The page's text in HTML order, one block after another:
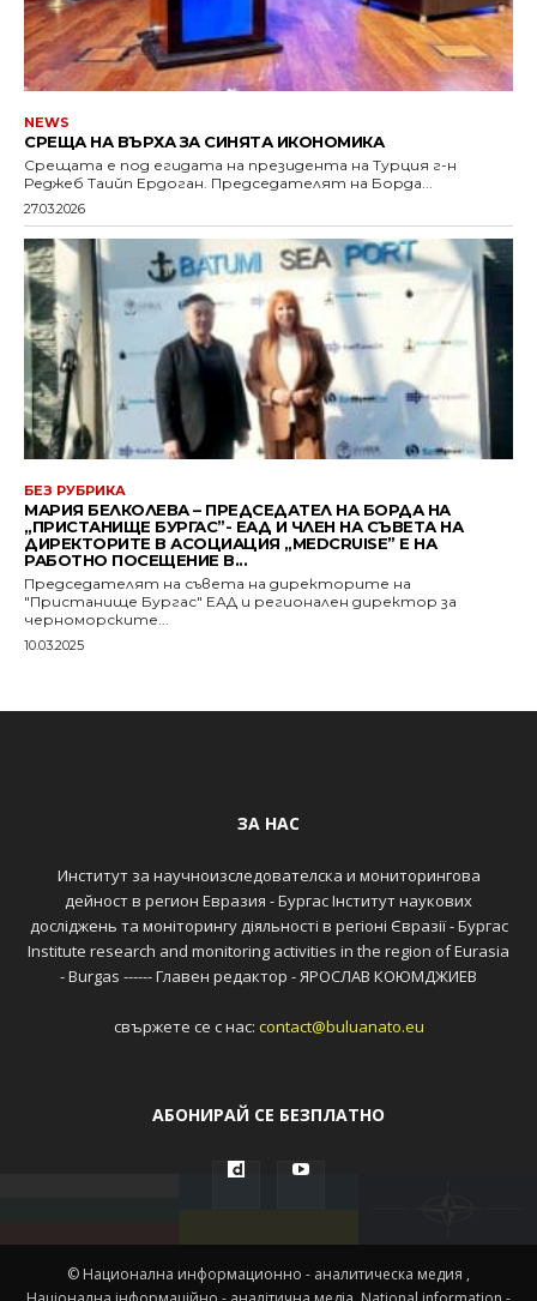
NEWS
СРЕЩА НА ВЪРХА ЗА СИНЯТА ИКОНОМИКА
Срещата е под егидата на президента на Турция г-н
Реджеб Таийп Ердоган. Председателят на Борда...
27.03.2026
БЕЗ РУБРИКА
МАРИЯ БЕЛКОЛЕВА – ПРЕДСЕДАТЕЛ НА БОРДА НА
„ПРИСТАНИЩЕ БУРГАС”- ЕАД И ЧЛЕН НА СЪВЕТА НА
ДИРЕКТОРИТЕ В АСОЦИАЦИЯ „MEDCRUISE” Е НА
РАБОТНО ПОСЕЩЕНИЕ В...
Председателят на съвета на директорите на
"Пристанище Бургас" ЕАД и регионален директор за
черноморските...
10.03.2025
ЗА НАС
Институт за научноизследователска и мониторингова
дейност в регион Евразия - Бургас Інститут наукових
досліджень та моніторингу діяльності в регіоні Євразії - Бургас
Institute research and monitoring activities in the region of Eurasia
- Burgas ------ Главен редактор - ЯРОСЛАВ КОЮМДЖИЕВ
свържете се с нас: contact@buluanato.eu
АБОНИРАЙ СЕ БЕЗПЛАТНО
© Национална информационно - аналитическа медия ,